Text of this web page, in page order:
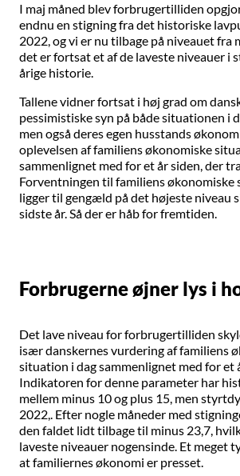
I maj måned blev forbrugertilliden
endnu en stigning fra det historiske
2022, og vi er nu tilbage på niveauet fra
det er fortsat et af de laveste niveauer i
årige historie.
Tallene vidner fortsat i høj grad om
pessimistiske syn på både situationen i
men også deres egen husstands
oplevelsen af familiens økonomiske
sammenlignet med for et år siden, der
Forventningen til familiens økonomiske
ligger til gengæld på det højeste niveau
sidste år. Så der er håb for fremtiden.
Forbrugerne øjner lys i
Det lave niveau for forbrugertilliden
især danskernes vurdering af familiens
situation i dag sammenlignet med for et
Indikatoren for denne parameter har
mellem minus 10 og plus 15, men
2022,. Efter nogle måneder med
den faldet lidt tilbage til minus 23,7,
laveste niveauer nogensinde. Et meget
at familiernes økonomi er presset.